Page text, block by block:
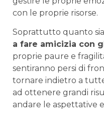
con le proprie risorse.
Soprattutto quanto
a fare amicizia con
proprie paure e
sentiranno persi di
tornare indietro a
ad ottenere grandi
andare le aspettative